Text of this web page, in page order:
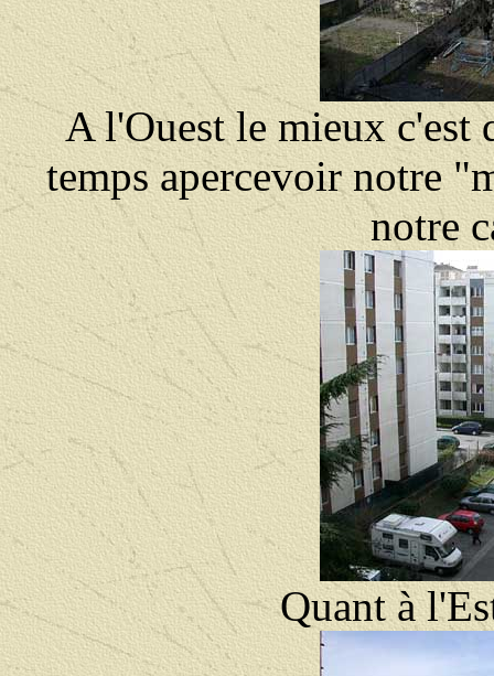
A l'Ouest le mieux c'est
temps apercevoir notre
notre
Quant à